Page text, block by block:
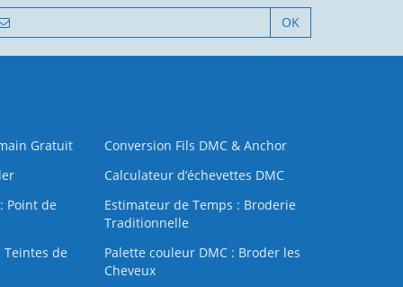
OK
Gratuit
Conversion Fils DMC & Anchor
Calculateur d’échevettes DMC
Point de
Estimateur de Temps : Broderie
Traditionnelle
Teintes de
Palette couleur DMC : Broder les
Cheveux